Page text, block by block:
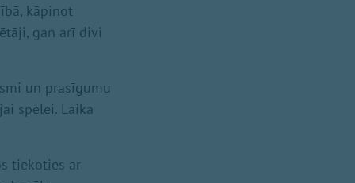
kāpinot
gan arī divi
un prasīgumu
spēlei. Laika
tiekoties ar